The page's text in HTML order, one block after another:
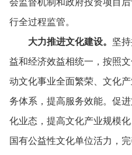
会监督机制和政府投资项目后
行全过程监管。
大力推进文化建设。 坚
益和经济效益相统一， 按照文
动文化事业全面繁荣、 文化产
务体系， 提高服务效能。 促进
化业态， 提高文化产业规模化
国有公益性文化单位活力，